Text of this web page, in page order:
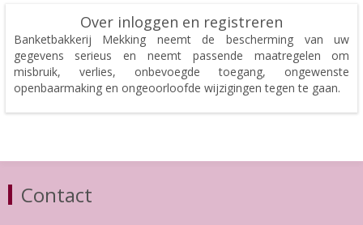
Over inloggen en registreren
Banketbakkerij Mekking neemt de bescherming van uw
gegevens serieus en neemt passende maatregelen om
misbruik, verlies, onbevoegde toegang, ongewenste
openbaarmaking en ongeoorloofde wijzigingen tegen te gaan.
Contact